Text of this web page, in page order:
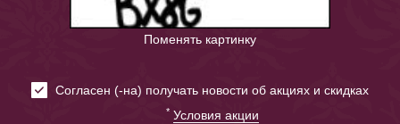
Поменять картинку
Cогласен (-на) получать новости об акциях и скидках
* Условия акции